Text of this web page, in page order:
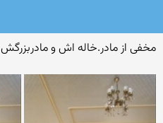
مخفی از مادر.خاله اش و مادربزرگش